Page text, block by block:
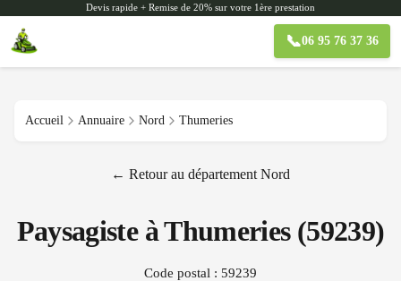
Devis rapide + Remise de 20% sur votre 1ère prestation
📞06 95 76 37 36
Accueil Annuaire Nord Thumeries
← Retour au département Nord
Paysagiste àThumeries(59239)
Code postal : 59239